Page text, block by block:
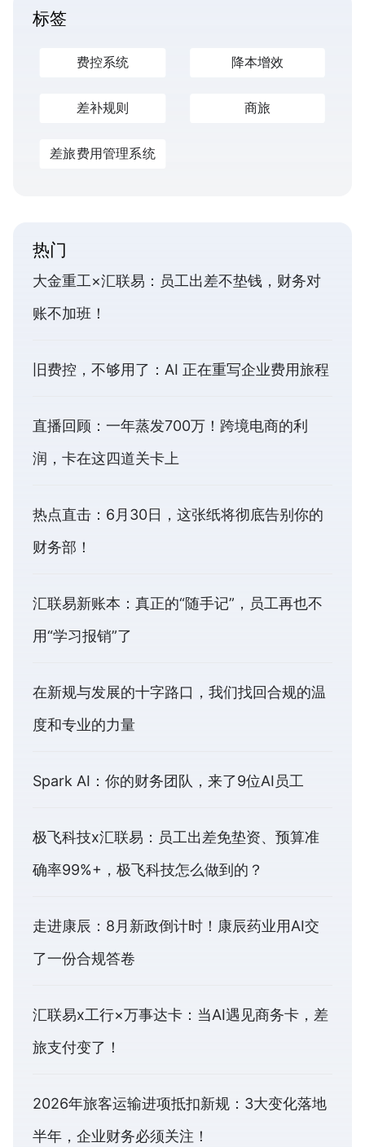
标签
费控系统 降本增效
差补规则 商旅
差旅费用管理系统
热门
大金重工×汇联易：员工出差不垫钱，财务对
账不加班！
旧费控，不够用了：AI 正在重写企业费用旅程
直播回顾：一年蒸发700万！跨境电商的利
润，卡在这四道关卡上
热点直击：6月30日，这张纸将彻底告别你的
财务部！
汇联易新账本：真正的“随手记”，员工再也不
用“学习报销”了
在新规与发展的十字路口，我们找回合规的温
度和专业的力量
Spark AI：你的财务团队，来了9位AI员工
极飞科技x汇联易：员工出差免垫资、预算准
确率99%+，极飞科技怎么做到的？
走进康辰：8月新政倒计时！康辰药业用AI交
了一份合规答卷
汇联易x工行×万事达卡：当AI遇见商务卡，差
旅支付变了！
2026年旅客运输进项抵扣新规：3大变化落地
半年，企业财务必须关注！